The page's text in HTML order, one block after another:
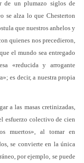
de un plumazo siglos de
se alza lo que Chesterton
que nuestros anhelos y
quienes nos precedieron,
el mundo sea entregado
«reducida y arrogante
es decir, a nuestra propia
a las masas cretinizadas,
esfuerzo colectivo de cien
muertos», al tomar en
se convierte en la única
por ejemplo, se puede